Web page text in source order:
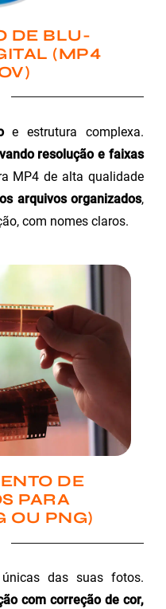
DE BLU-
(MP4
e estrutura complexa.
resolução e faixas
MP4 de alta qualidade
arquivos organizados,
com nomes claros.
DE
PARA
OU PNG)
das suas fotos.
com correção de cor,